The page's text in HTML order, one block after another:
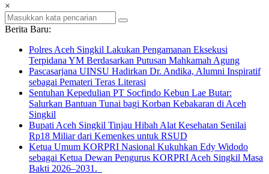
×
Berita Baru:
Polres Aceh Singkil Lakukan Pengamanan Eksekusi
Terpidana YM Berdasarkan Putusan Mahkamah Agung
Pascasarjana UINSU Hadirkan Dr. Andika, Alumni Inspiratif
sebagai Pemateri Teras Literasi
Sentuhan Kepedulian PT Socfindo Kebun Lae Butar:
Salurkan Bantuan Tunai bagi Korban Kebakaran di Aceh
Singkil
Bupati Aceh Singkil Tinjau Hibah Alat Kesehatan Senilai
Rp18 Miliar dari Kemenkes untuk RSUD
Ketua Umum KORPRI Nasional Kukuhkan Edy Widodo
sebagai Ketua Dewan Pengurus KORPRI Aceh Singkil Masa
Bakti 2026–2031.